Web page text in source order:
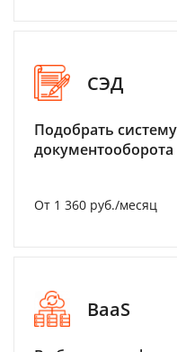
СЭД
Подобрать
документооборота
От 1 360 руб./месяц
BaaS